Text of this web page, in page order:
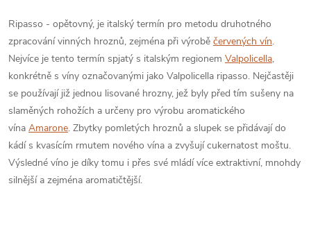
Ripasso - opětovný, je italský termín pro metodu druhotného
zpracování vinných hroznů, zejména při výrobě červených vín.
Nejvíce je tento termín spjatý s italským regionem Valpolicella,
konkrétně s víny označovanými jako Valpolicella ripasso. Nejčastěji
se používají již jednou lisované hrozny, jež byly před tím sušeny na
slaměných rohožích a určeny pro výrobu aromatického
vína Amarone. Zbytky pomletých hroznů a slupek se přidávají do
kádí s kvasícím rmutem nového vína a zvyšují cukernatost moštu.
Výsledné víno je díky tomu i přes své mládí více extraktivní, mnohdy
silnější a zejména aromatičtější.